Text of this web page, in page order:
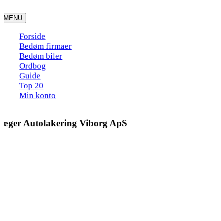
to
content
MENU
Forside
Bedøm firmaer
Bedøm biler
Ordbog
Guide
Top 20
Min konto
Autolakering Viborg ApS